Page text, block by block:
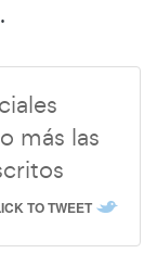
más las
TO TWEET